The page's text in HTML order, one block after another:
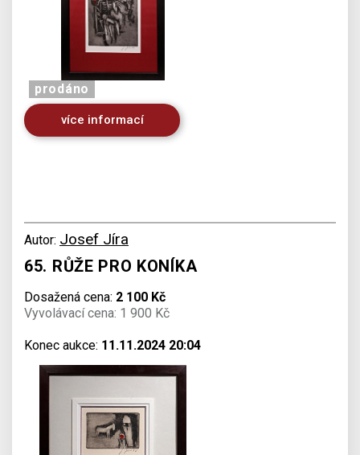
prodáno
více informací
Autor: Josef Jíra
65. RŮŽE PRO KONÍKA
Dosažená cena: 2 100 Kč
Vyvolávací cena: 1 900 Kč
Konec aukce: 11.11.2024 20:04